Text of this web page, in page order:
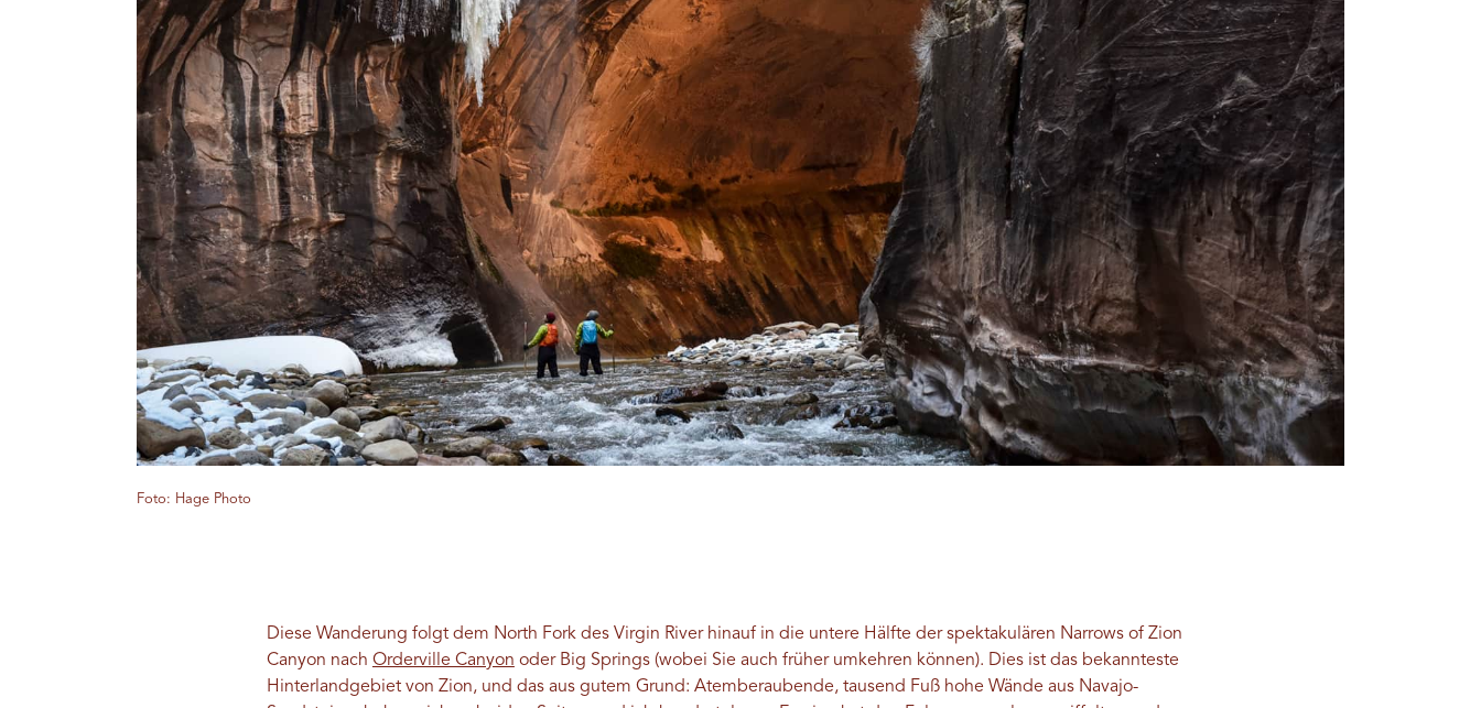
Foto: Hage Photo
Diese Wanderung folgt dem North Fork des Virgin River hinauf in die untere Hälfte der spektakulären Narrows of Zion
Canyon nach Orderville Canyon oder Big Springs (wobei Sie auch früher umkehren können). Dies ist das bekannteste
Hinterlandgebiet von Zion, und das aus gutem Grund: Atemberaubende, tausend Fuß hohe Wände aus Navajo-